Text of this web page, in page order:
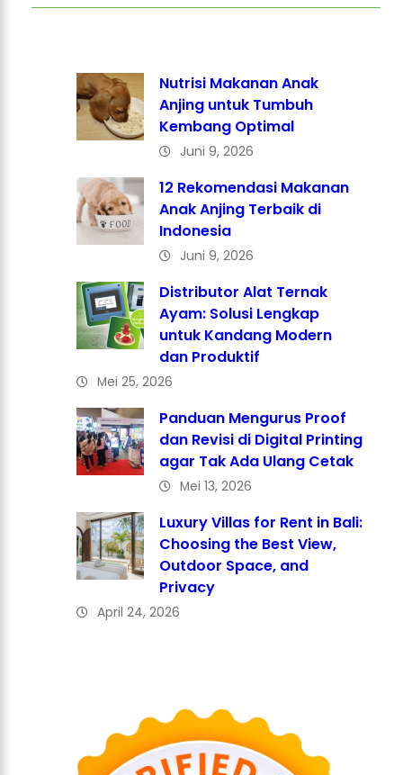
Nutrisi Makanan Anak
Anjing untuk Tumbuh
Kembang Optimal
Juni 9, 2026
12 Rekomendasi Makanan
Anak Anjing Terbaik di
Indonesia
Juni 9, 2026
Distributor Alat Ternak
Ayam: Solusi Lengkap
untuk Kandang Modern
dan Produktif
Mei 25, 2026
Panduan Mengurus Proof
dan Revisi di Digital Printing
agar Tak Ada Ulang Cetak
Mei 13, 2026
Luxury Villas for Rent in Bali:
Choosing the Best View,
Outdoor Space, and
Privacy
April 24, 2026